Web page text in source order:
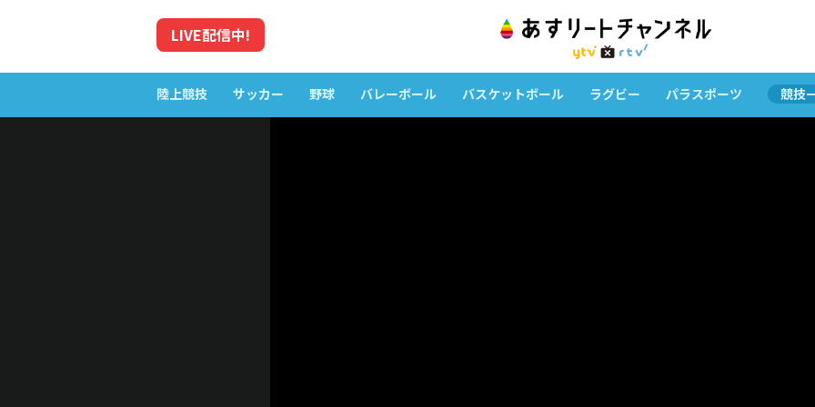
LIVE配信中!
陸上競技 サッカー 野球 バレーボール バスケットボール ラグビー パラスポーツ 競技